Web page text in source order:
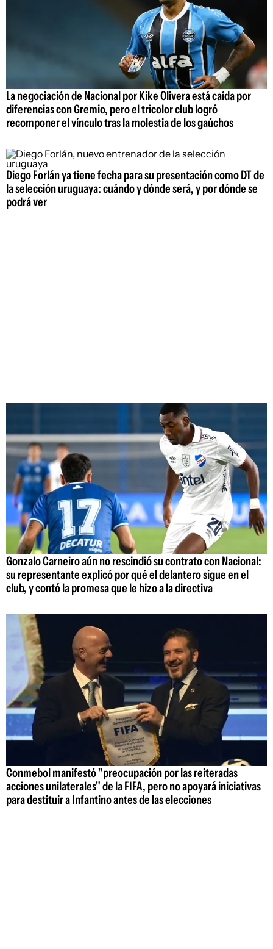
La negociación de Nacional por Kike Olivera está caída por
diferencias con Gremio, pero el tricolor club logró
recomponer el vínculo tras la molestia de los gaúchos
Diego Forlán ya tiene fecha para su presentación como DT de
la selección uruguaya: cuándo y dónde será, y por dónde se
podrá ver
Gonzalo Carneiro aún no rescindió su contrato con Nacional:
su representante explicó por qué el delantero sigue en el
club, y contó la promesa que le hizo a la directiva
Conmebol manifestó "preocupación por las reiteradas
acciones unilaterales" de la FIFA, pero no apoyará iniciativas
para destituir a Infantino antes de las elecciones